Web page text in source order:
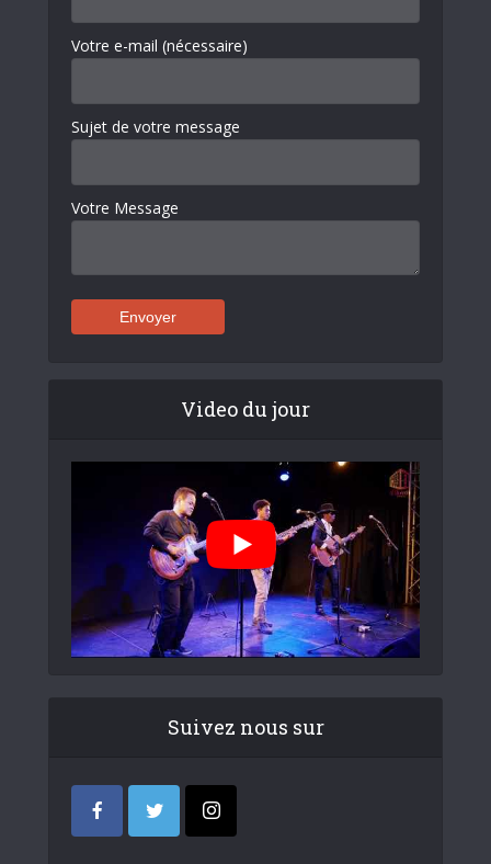
Votre e-mail (nécessaire)
Sujet de votre message
Votre Message
Video du jour
Suivez nous sur